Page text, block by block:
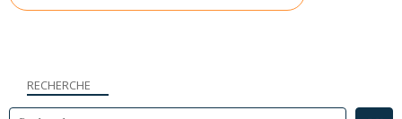
RECHERCHE